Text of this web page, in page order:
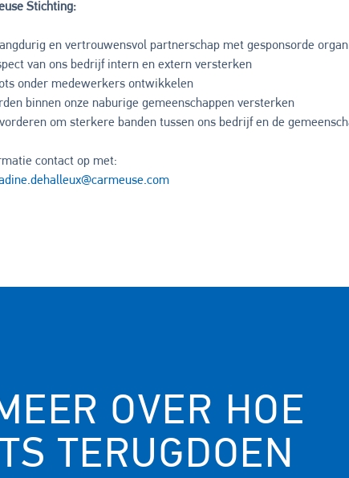
Stichting:
en vertrouwensvol partnerschap met gesponsorde
van ons bedrijf intern en extern versterken
onder medewerkers ontwikkelen
binnen onze naburige gemeenschappen versterken
om sterkere banden tussen ons bedrijf en de
contact op met:
OVER HOE
TERUGDOEN